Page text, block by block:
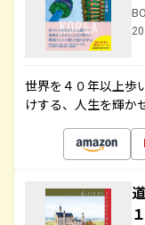
世界を４０年以上歩
けする、人生を輝か